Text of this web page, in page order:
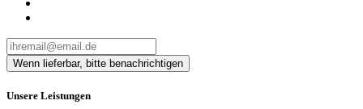
Unsere Leistungen